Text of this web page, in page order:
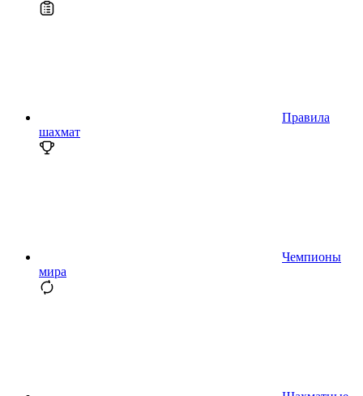
Правила
шахмат
Чемпионы
мира